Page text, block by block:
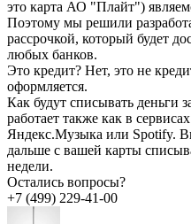
это карта АО "Плайт")
Поэтому мы решили
рассрочкой, который будет
любых банков.
Это кредит? Нет, это не
оформляется.
Как будут списывать деньги
работает также как в
Яндекс.Музыка или Spotify.
дальше с вашей карты
недели.
Остались вопросы?
+7 (499) 229-41-00